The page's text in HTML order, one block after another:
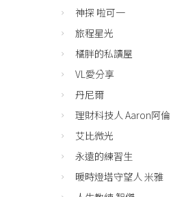
神探 啦可一
旅程星光
橘胖的私讀屋
VL愛分享
丹尼爾
理財科技人 Aaron阿倫
艾比微光
永遠的練習生
暖時燈塔守望人 米雅